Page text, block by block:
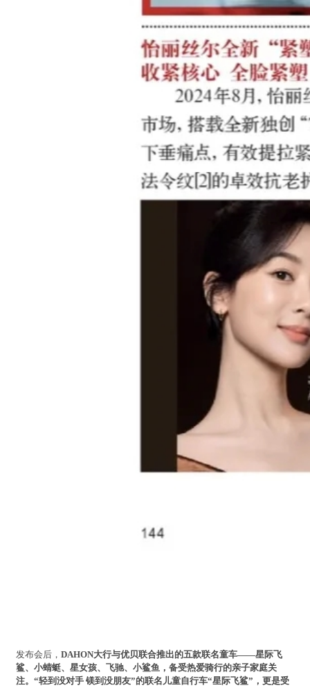
发布会后， DAHON大行与优贝联合推出的五款联名童车——星际飞
鲨、小蜻蜓、星女孩、飞驰、小鲨鱼，备受热爱骑行的亲子家庭关
注。“轻到没对手 镁到没朋友”的联名儿童自行车“星际飞鲨”，更是受